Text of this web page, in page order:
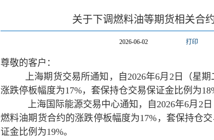
关于下调燃料油等期货相关合
2026-06-02 打印
尊敬的客户：
上海期货交易所通知，自2026年6月2日（星
涨跌停板幅度为17%，套保持仓交易保证金比例为
上海国际能源交易中心通知，自2026年6月2
燃料油期货合约的涨跌停板幅度为17%，套保持仓
证金比例为19%。